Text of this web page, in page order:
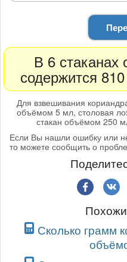
В 6
содержится
Для взвешивания
объёмом 5 мл, столовая
стакан объёмом 250
Если Вы нашли ошибку или
то можете сообщить о
Сколько грамм